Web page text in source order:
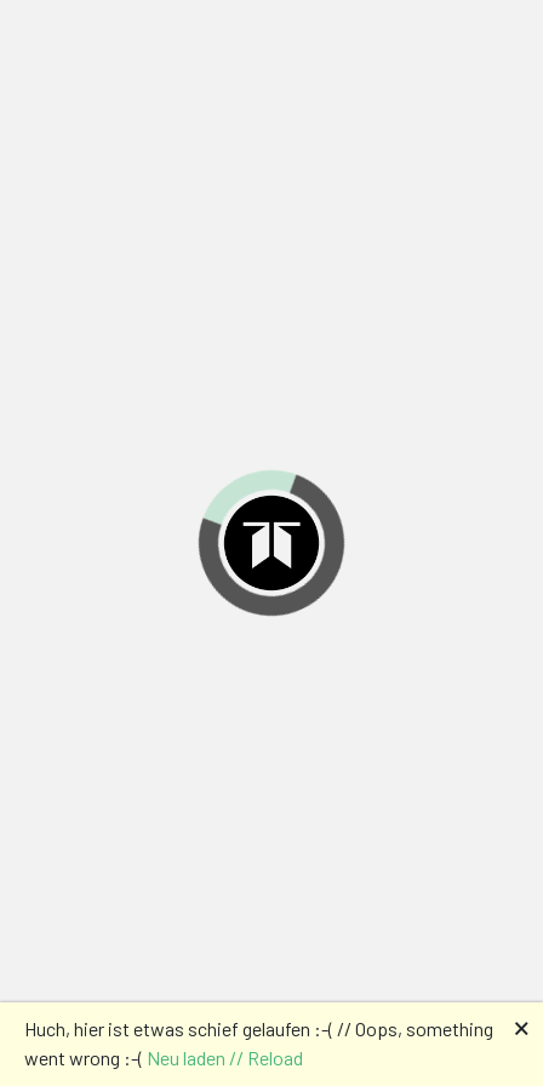
Huch, hier ist etwas schief gelaufen :-( // Oops, something
went wrong :-( Neu laden // Reload
🗙